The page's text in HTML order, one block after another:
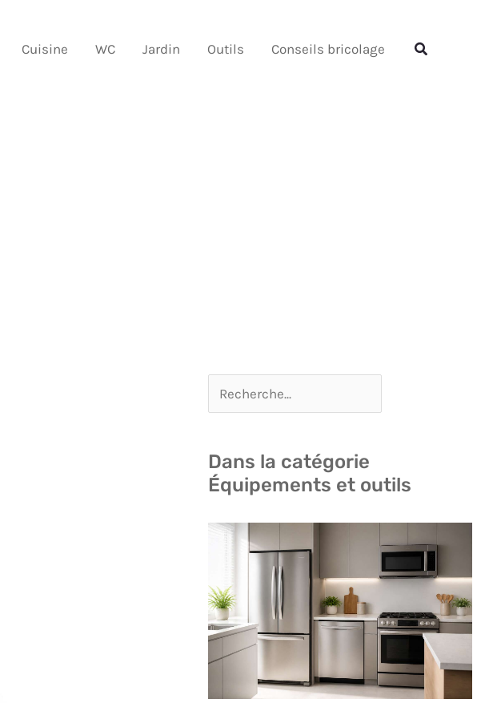
Cuisine WC Jardin Outils Conseils bricolage Rechercher
Dans la catégorie
Équipements et outils